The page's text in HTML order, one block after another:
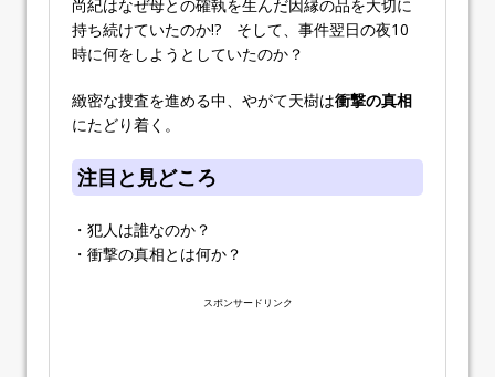
尚紀はなぜ母との確執を生んだ因縁の品を大切に
持ち続けていたのか!? そして、事件翌日の夜10
時に何をしようとしていたのか？
緻密な捜査を進める中、やがて天樹は衝撃の真相
にたどり着く。
注目と見どころ
・犯人は誰なのか？
・衝撃の真相とは何か？
スポンサードリンク